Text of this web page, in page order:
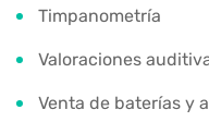
Timpanometría
Valoraciones
Venta de baterías y